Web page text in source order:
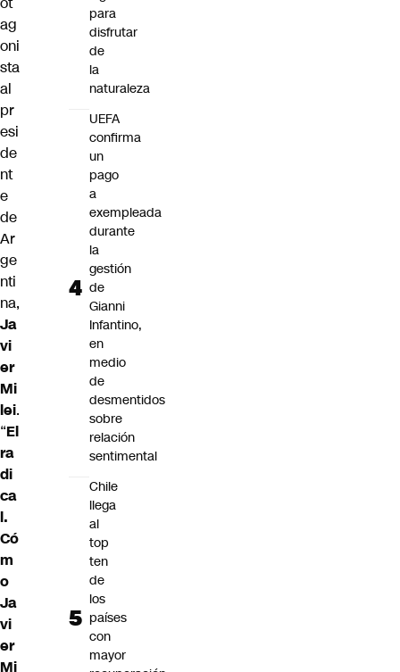
ag
oni
sta
al
pr
esi
de
nt
e
de
Ar
ge
nti
na,
Ja
vi
er
Mi
lei.
“El
ra
di
ca
l.
Có
m
o
Ja
vi
er
Mi
para
disfrutar
de
la
naturaleza
UEFA
confirma
un
pago
a
exempleada
durante
la
gestión
de
Gianni
Infantino,
en
medio
de
desmentidos
sobre
relación
sentimental
Chile
llega
al
top
ten
de
los
países
con
mayor